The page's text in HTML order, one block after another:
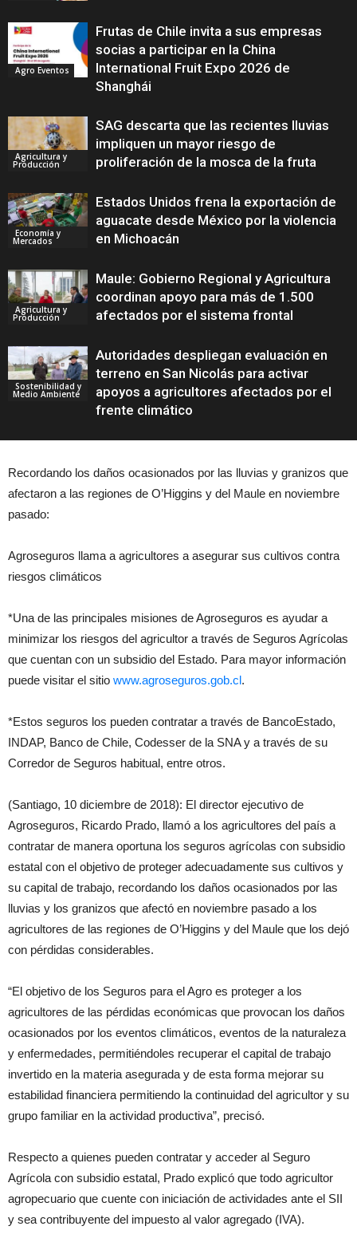
Agro Eventos
Frutas de Chile invita a sus empresas
socias a participar en la China
International Fruit Expo 2026 de
Shanghái
Agricultura y
Producción
SAG descarta que las recientes lluvias
impliquen un mayor riesgo de
proliferación de la mosca de la fruta
Economía y
Mercados
Estados Unidos frena la exportación de
aguacate desde México por la violencia
en Michoacán
Agricultura y
Producción
Maule: Gobierno Regional y Agricultura
coordinan apoyo para más de 1.500
afectados por el sistema frontal
Sostenibilidad y
Medio Ambiente
Autoridades despliegan evaluación en
terreno en San Nicolás para activar
apoyos a agricultores afectados por el
frente climático
Recordando los daños ocasionados por las lluvias y granizos que
afectaron a las regiones de O’Higgins y del Maule en noviembre
pasado:
Agroseguros llama a agricultores a asegurar sus cultivos contra
riesgos climáticos
*Una de las principales misiones de Agroseguros es ayudar a
minimizar los riesgos del agricultor a través de Seguros Agrícolas
que cuentan con un subsidio del Estado. Para mayor información
puede visitar el sitio www.agroseguros.gob.cl.
*Estos seguros los pueden contratar a través de BancoEstado,
INDAP, Banco de Chile, Codesser de la SNA y a través de su
Corredor de Seguros habitual, entre otros.
(Santiago, 10 diciembre de 2018): El director ejecutivo de
Agroseguros, Ricardo Prado, llamó a los agricultores del país a
contratar de manera oportuna los seguros agrícolas con subsidio
estatal con el objetivo de proteger adecuadamente sus cultivos y
su capital de trabajo, recordando los daños ocasionados por las
lluvias y los granizos que afectó en noviembre pasado a los
agricultores de las regiones de O’Higgins y del Maule que los dejó
con pérdidas considerables.
“El objetivo de los Seguros para el Agro es proteger a los
agricultores de las pérdidas económicas que provocan los daños
ocasionados por los eventos climáticos, eventos de la naturaleza
y enfermedades, permitiéndoles recuperar el capital de trabajo
invertido en la materia asegurada y de esta forma mejorar su
estabilidad financiera permitiendo la continuidad del agricultor y su
grupo familiar en la actividad productiva”, precisó.
Respecto a quienes pueden contratar y acceder al Seguro
Agrícola con subsidio estatal, Prado explicó que todo agricultor
agropecuario que cuente con iniciación de actividades ante el SII
y sea contribuyente del impuesto al valor agregado (IVA).